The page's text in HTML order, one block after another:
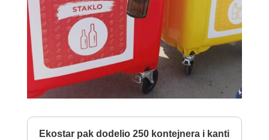
Ekostar pak dodelio 250 kontejnera i kanti